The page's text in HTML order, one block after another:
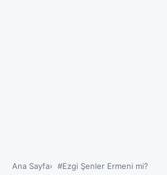
Ana Sayfa #Ezgi Şenler Ermeni mi?